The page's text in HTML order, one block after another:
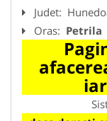
Judet:
Oras: Petrila